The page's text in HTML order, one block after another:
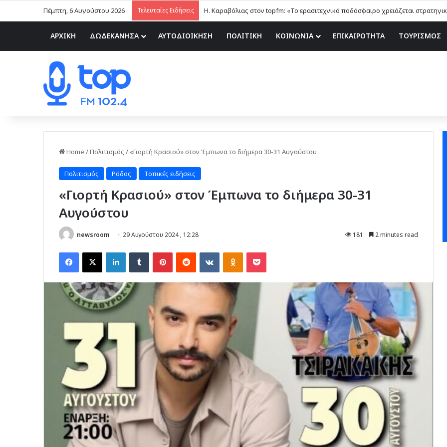
Πέμπτη, 6 Αυγούστου 2026 Τελευταίες Ειδήσεις
ΑΡΧΙΚΗ ΔΩΔΕΚΑΝΗΣΑ ΑΥΤΟΔΙΟΙΚΗΣΗ ΠΟΛΙΤΙΚΗ ΚΟΙΝΩΝΙΑ ΕΠΙΚΑΙΡΟΤΗΤΑ ΤΟΥΡΙΣΜΟΣ
Home /Πολιτισμός / «Γιορτή Κρασιού» στον Έμπωνα το διήμερα 30-31 Αυγούστου
Πολιτισμός Ρόδος Τοπικές ειδήσεις
«Γιορτή Κρασιού» στον Έμπωνα το διήμερα 30-31
Αυγούστου
newsroom 29 Αυγούστου 2024 , 12:28 181 2 minutes read
Facebook
X LinkedInTumblr PinterestReddit VKontakteOdnoklassniki
Pocket